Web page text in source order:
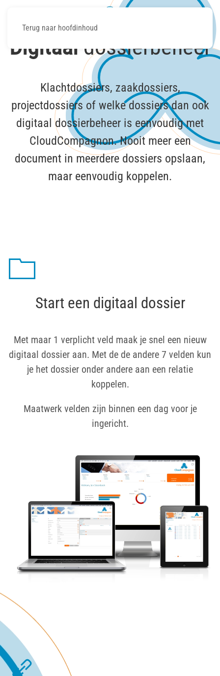
Terug naar hoofdinhoud
Digitaal dossierbeheer
Klachtdossiers, zaakdossiers,
projectdossiers of welke dossiers dan ook
digitaal dossierbeheer is eenvoudig met
CloudCompagnon. Nooit meer een
document in meerdere dossiers opslaan,
maar eenvoudig koppelen.
Start een digitaal dossier
Met maar 1 verplicht veld maak je snel een nieuw
digitaal dossier aan. Met de de andere 7 velden kun
je het dossier onder andere aan een relatie
koppelen.
Maatwerk velden zijn binnen een dag voor je
ingericht.